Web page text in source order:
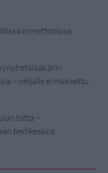
onnettomuus
etälääkärin
– neljälle ei maksettu
totta –
testikeskus